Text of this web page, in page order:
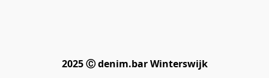
2025 Ⓒ denim.bar Winterswijk